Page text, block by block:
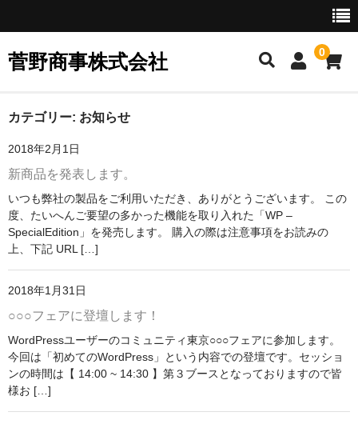
菅野商事株式会社 0
ホーム
会社案内
会社概要
企業理念／沿革
お問い合わせ
カテゴリー: お知らせ
2018年2月1日
新商品を発表します。
いつも弊社の製品をご利用いただき、ありがとうございます。 この
度、たいへんご要望の多かった機能を取り入れた「WP –
SpecialEdition」を発売します。 購入の際は注意事項をお読みの
上、下記 URL […]
2018年1月31日
○○○フェアに登壇します！
WordPressユーザーのコミュニティ東京○○○フェアに参加します。
今回は「初めてのWordPress」という内容での登壇です。セッショ
ンの時間は【 14:00 ~ 14:30 】第３ブースとなっておりますので皆
様お […]